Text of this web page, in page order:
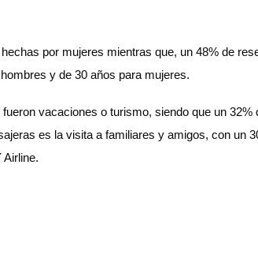
por mujeres mientras que, un 48% de
y de 30 años para mujeres.
vacaciones o turismo, siendo que un
es la visita a familiares y amigos, con un
Airline.